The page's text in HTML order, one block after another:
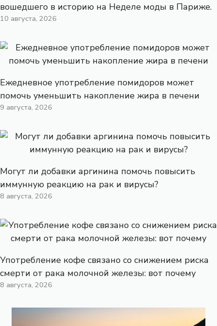
вошедшего в историю на Неделе моды в Париже.
10 августа, 2026
Ежедневное употребление помидоров может
помочь уменьшить накопление жира в печени
9 августа, 2026
Могут ли добавки аргинина помочь повысить
иммунную реакцию на рак и вирусы?
8 августа, 2026
Употребление кофе связано со снижением риска
смерти от рака молочной железы: вот почему
8 августа, 2026